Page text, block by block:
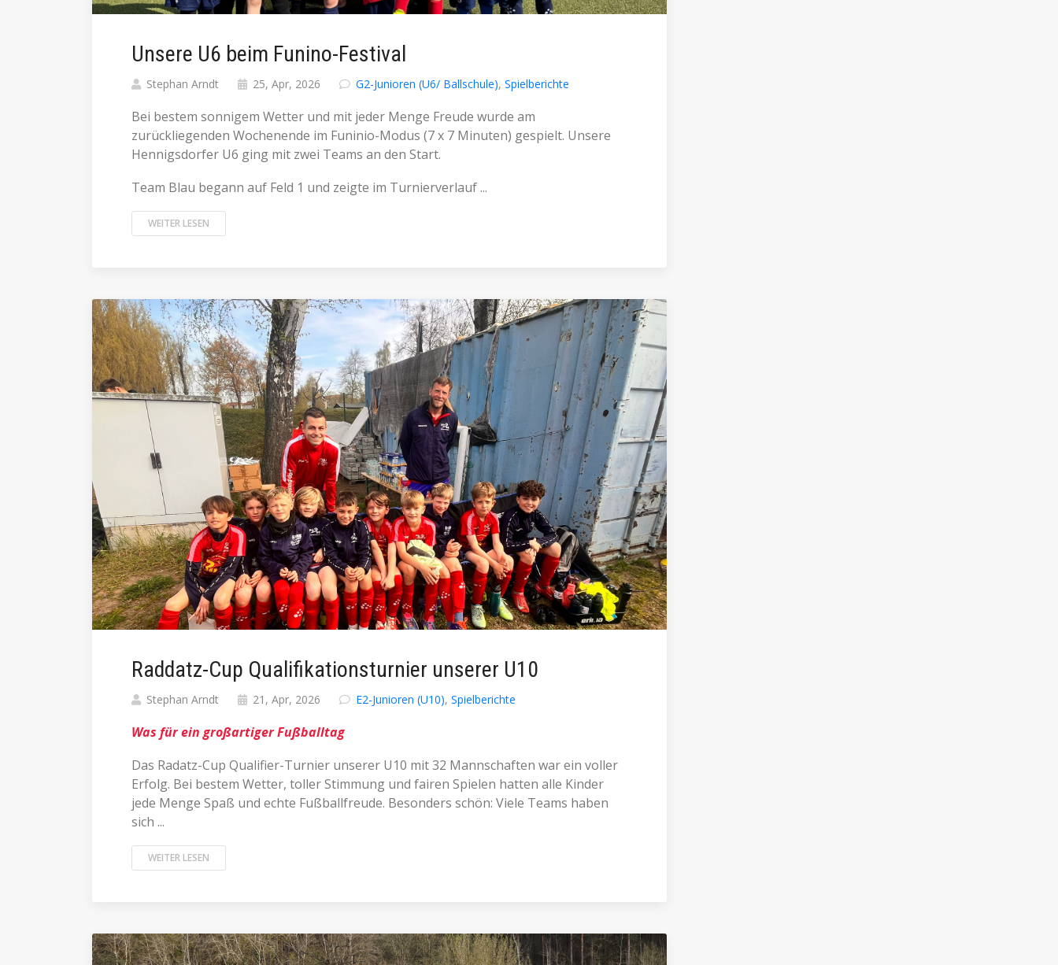
Unsere U6 beim Funino-Festival
Stephan Arndt 25, Apr, 2026 G2-Junioren (U6/ Ballschule), Spielberichte
Bei bestem sonnigem Wetter und mit jeder Menge Freude wurde am
zurückliegenden Wochenende im Funinio-Modus (7 x 7 Minuten) gespielt. Unsere
Hennigsdorfer U6 ging mit zwei Teams an den Start.
Team Blau begann auf Feld 1 und zeigte im Turnierverlauf ...
WEITER LESEN
Raddatz-Cup Qualifikationsturnier unserer U10
Stephan Arndt 21, Apr, 2026 E2-Junioren (U10), Spielberichte
Was für ein großartiger Fußballtag
Das Radatz-Cup Qualifier-Turnier unserer U10 mit 32 Mannschaften war ein voller
Erfolg. Bei bestem Wetter, toller Stimmung und fairen Spielen hatten alle Kinder
jede Menge Spaß und echte Fußballfreude. Besonders schön: Viele Teams haben
sich ...
WEITER LESEN